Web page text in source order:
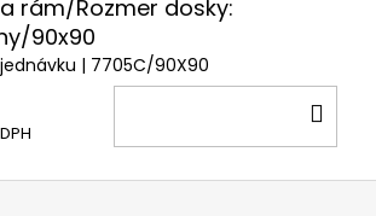
rám/Rozmer dosky:
90x90
| 7705C/90X90